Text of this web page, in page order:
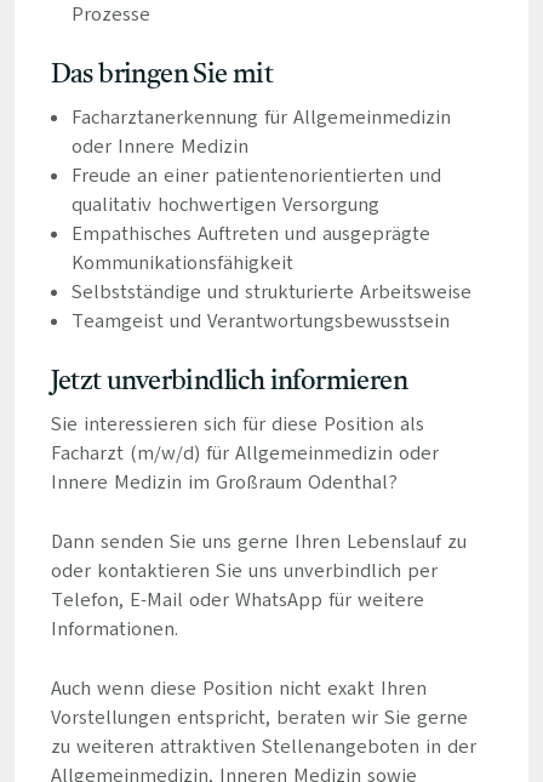
Prozesse
Das bringen Sie mit
Facharztanerkennung für Allgemeinmedizin
oder Innere Medizin
Freude an einer patientenorientierten und
qualitativ hochwertigen Versorgung
Empathisches Auftreten und ausgeprägte
Kommunikationsfähigkeit
Selbstständige und strukturierte Arbeitsweise
Teamgeist und Verantwortungsbewusstsein
Jetzt unverbindlich informieren
Sie interessieren sich für diese Position als
Facharzt (m/w/d) für Allgemeinmedizin oder
Innere Medizin im Großraum Odenthal?
Dann senden Sie uns gerne Ihren Lebenslauf zu
oder kontaktieren Sie uns unverbindlich per
Telefon, E-Mail oder WhatsApp für weitere
Informationen.
Auch wenn diese Position nicht exakt Ihren
Vorstellungen entspricht, beraten wir Sie gerne
zu weiteren attraktiven Stellenangeboten in der
Allgemeinmedizin, Inneren Medizin sowie